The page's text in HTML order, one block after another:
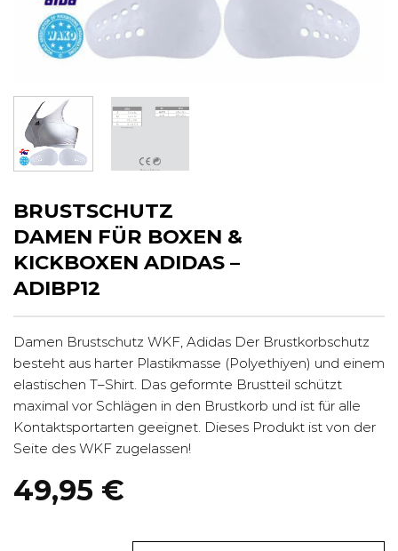
BRUSTSCHUTZ
DAMEN FÜR BOXEN &
KICKBOXEN ADIDAS –
ADIBP12
Damen Brustschutz WKF, Adidas Der Brustkorbschutz
besteht aus harter Plastikmasse (Polyethiyen) und einem
elastischen T–Shirt. Das geformte Brustteil schützt
maximal vor Schlägen in den Brustkorb und ist für alle
Kontaktsportarten geeignet. Dieses Produkt ist von der
Seite des WKF zugelassen!
49,95 €